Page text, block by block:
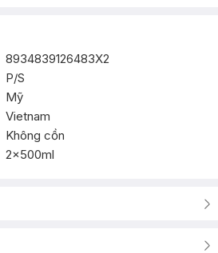
8934839126483X2
P/S
Mỹ
Vietnam
Không cồn
2x500ml